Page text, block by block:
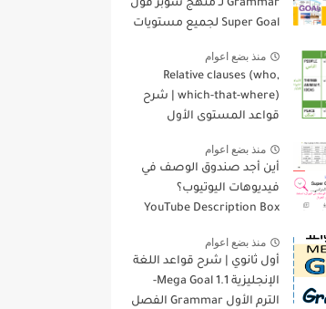
Grammar لـ منهج سوبر قول
Super Goal لجميع مستويات
منذ بضع اعوام
Relative clauses (who,
which-that-where) | شرح
قواعد المستوى الأول
منذ بضع اعوام
أين أجد صندوق الوصف في
فيديوهات اليوتيوب؟
YouTube Description Box
منذ بضع اعوام
أول ثانوي | شرح قواعد اللغة
الإنجليزية 1.1 Mega Goal-
الترم الأول Grammar الفصل